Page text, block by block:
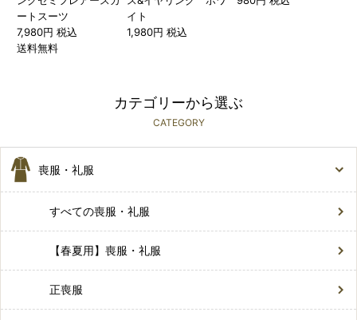
ートスーツ
7,980円 税込
送料無料
イト
1,980円 税込
カテゴリーから選ぶ
CATEGORY
喪服・礼服
すべての喪服・礼服
【春夏用】喪服・礼服
正喪服